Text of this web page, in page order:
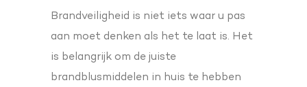
Brandveiligheid is niet iets waar u pas
aan moet denken als het te laat is. Het
is belangrijk om de juiste
brandblusmiddelen in huis te hebben